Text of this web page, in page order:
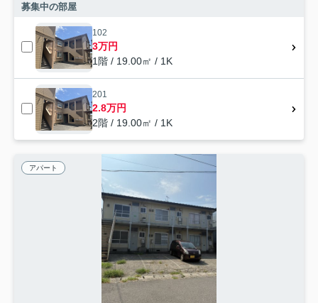
募集中の部屋
102
3万円
1階 / 19.00㎡ / 1K
201
2.8万円
2階 / 19.00㎡ / 1K
アパート